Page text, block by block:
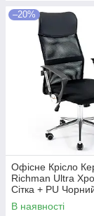
–20%
Офісне Крісло
Richman Ultra
Сітка + PU
В наявності